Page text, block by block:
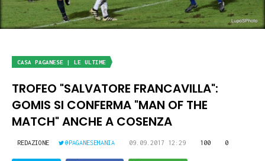
CASA PAGANESE | LE ULTIME
TROFEO "SALVATORE FRANCAVILLA":
GOMIS SI CONFERMA "MAN OF THE
MATCH" ANCHE A COSENZA
REDAZIONE @PAGANESEMANIA 09.09.2017 12:29 100 0